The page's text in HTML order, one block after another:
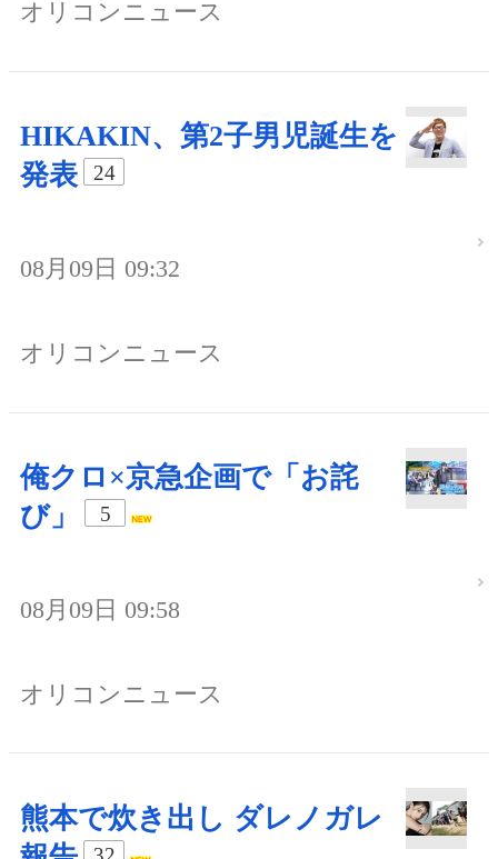
オリコンニュース
HIKAKIN、第2子男児誕生を
発表
24
08月09日 09:32
オリコンニュース
俺クロ×京急企画で「お詫
び」
5
08月09日 09:58
オリコンニュース
熊本で炊き出し ダレノガレ